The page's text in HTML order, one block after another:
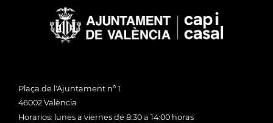
Plaça de l'Ajuntament nº 1
46002 València
Horarios: lunes a viernes de 8:30 a 14:00 horas